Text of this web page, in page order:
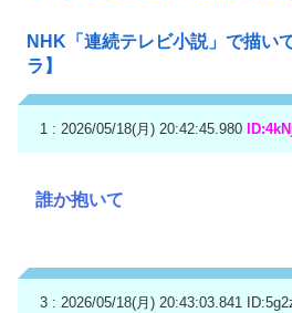
NHK「連続テレビ小説」で描い
ラ】
1 : 2026/05/18(月) 20:42:45.980
誰か抱いて
3 : 2026/05/18(月) 20:43:03.841